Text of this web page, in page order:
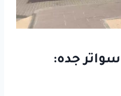
جده: